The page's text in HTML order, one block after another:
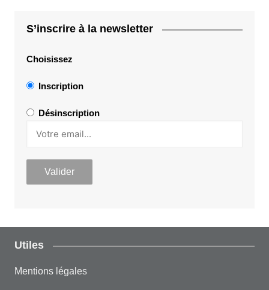
S’inscrire à la newsletter
Choisissez
Inscription
Désinscription
Utiles
Mentions légales